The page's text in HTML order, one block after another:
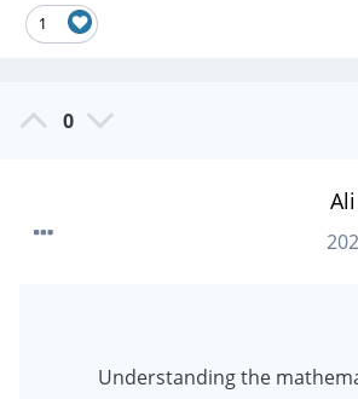
1
0
Understanding the